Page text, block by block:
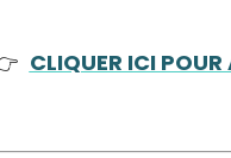
CLIQUER ICI POUR